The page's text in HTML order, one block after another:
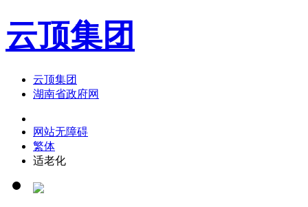
云顶集团
云顶集团
湖南省政府网
网站无障碍
繁体
适老化